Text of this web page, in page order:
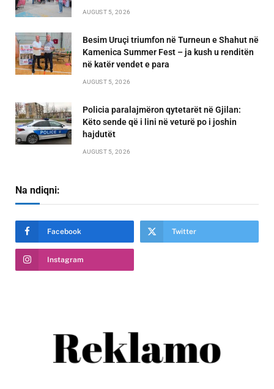
AUGUST 5, 2026
Besim Uruçi triumfon në Turneun e Shahut në
Kamenica Summer Fest – ja kush u renditën
në katër vendet e para
AUGUST 5, 2026
Policia paralajmëron qytetarët në Gjilan:
Këto sende që i lini në veturë po i joshin
hajdutët
AUGUST 5, 2026
Na ndiqni:
Facebook Twitter
Instagram